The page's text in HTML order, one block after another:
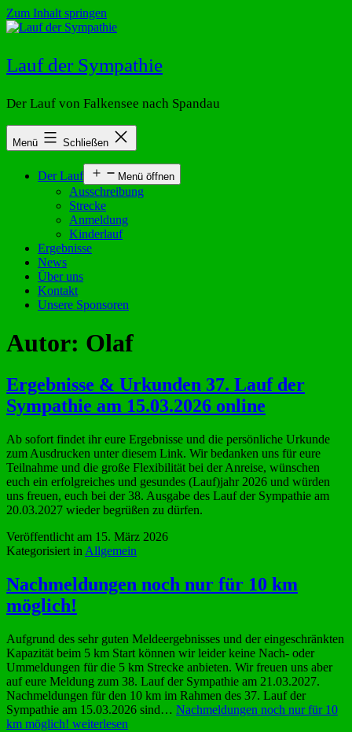
Zum Inhalt springen
Lauf der Sympathie
Der Lauf von Falkensee nach Spandau
Menü Schließen
Der Lauf Menü öffnen
Ausschreibung
Strecke
Anmeldung
Kinderlauf
Ergebnisse
News
Über uns
Kontakt
Unsere Sponsoren
Autor: Olaf
Ergebnisse & Urkunden 37. Lauf der
Sympathie am 15.03.2026 online
Ab sofort findet ihr eure Ergebnisse und die persönliche Urkunde
zum Ausdrucken unter diesem Link. Wir bedanken uns für eure
Teilnahme und die große Flexibilität bei der Anreise, wünschen
euch ein erfolgreiches und gesundes (Lauf)jahr 2026 und würden
uns freuen, euch bei der 38. Ausgabe des Lauf der Sympathie am
20.03.2027 wieder begrüßen zu dürfen.
Veröffentlicht am 15. März 2026
Kategorisiert in Allgemein
Nachmeldungen noch nur für 10 km
möglich!
Aufgrund des sehr guten Meldeergebnisses und der eingeschränkten
Kapazität beim 5 km Start können wir leider keine Nach- oder
Ummeldungen für die 5 km Strecke anbieten. Wir freuen uns aber
auf eure Meldung zum 38. Lauf der Sympathie am 21.03.2027.
Nachmeldungen für den 10 km im Rahmen des 37. Lauf der
Sympathie am 15.03.2026 sind… Nachmeldungen noch nur für 10
km möglich! weiterlesen